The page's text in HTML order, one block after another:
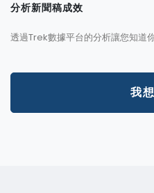
分析新聞稿成效
透過Trek數據平台的分析讓您知道
我